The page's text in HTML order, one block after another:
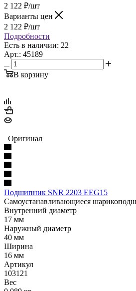
2 122 ₽/шт
Варианты цен
2 122 ₽/шт
Подробности
Есть в наличии: 22
Арт.: 45189
В корзину
Оригинал
Подшипник SNR 2203 EEG15
Самоустанавливающиеся
Внутренний диаметр
17 мм
Наружный диаметр
40 мм
Ширина
16 мм
Артикул
103121
Вес